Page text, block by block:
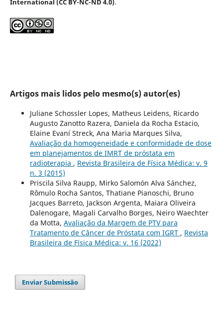
International (CC BY-NC-ND 4.0).
Artigos mais lidos pelo mesmo(s) autor(es)
Juliane Schossler Lopes, Matheus Leidens, Ricardo
Augusto Zanotto Razera, Daniela da Rocha Estacio,
Elaine Evaní Streck, Ana Maria Marques Silva,
Avaliação da homogeneidade e conformidade de dose
em planejamentos de IMRT de próstata em
radioterapia , Revista Brasileira de Física Médica: v. 9
n. 3 (2015)
Priscila Silva Raupp, Mirko Salomón Alva Sánchez,
Rômulo Rocha Santos, Thatiane Pianoschi, Bruno
Jacques Barreto, Jackson Argenta, Maiara Oliveira
Dalenogare, Magali Carvalho Borges, Neiro Waechter
da Motta, Avaliação da Margem de PTV para
Tratamento de Câncer de Próstata com IGRT , Revista
Brasileira de Física Médica: v. 16 (2022)
Enviar Submissão